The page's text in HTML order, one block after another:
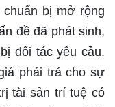
bị mở rộng
đề đã phát sinh,
đối tác yêu cầu.
phải trả cho sự
tài sản trí tuệ có